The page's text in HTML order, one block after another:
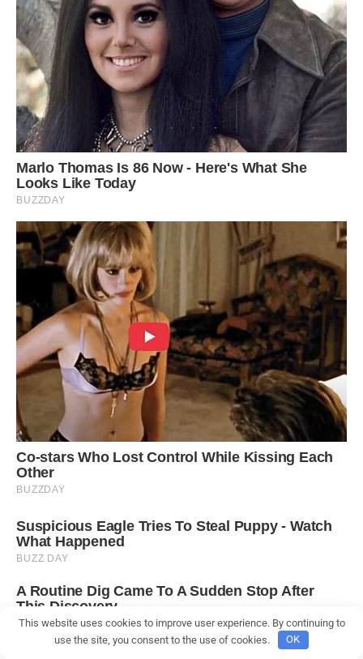
This website uses cookies to improve user experience. By continuing to
use the site, you consent to the use of cookies.
OK